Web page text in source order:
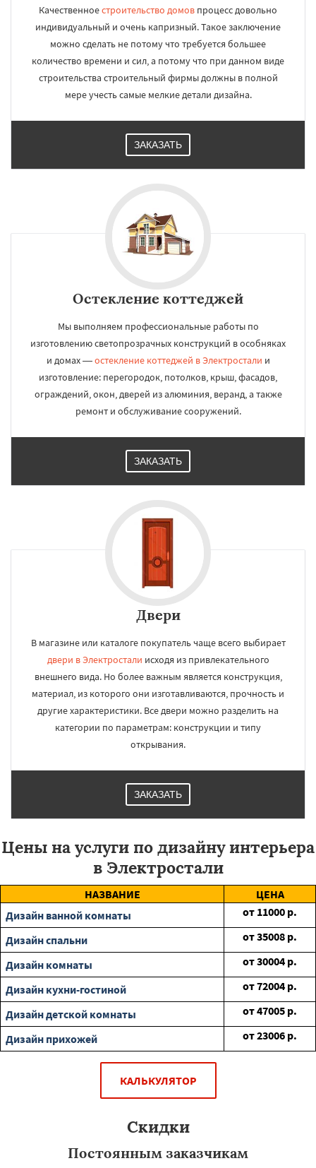
Качественноестроительство домов процесс довольно
индивидуальный и очень капризный. Такое заключение
можно сделать не потому что требуется большее
количество времени и сил, а потому что при данном виде
строительства строительный фирмы должны в полной
мере учесть самые мелкие детали дизайна.
ЗАКАЗАТЬ
Остекление коттеджей
Мы выполняем профессиональные работы по
изготовлению светопрозрачных конструкций в особняках
и домах —остекление коттеджей в Электростали и
изготовление: перегородок, потолков, крыш, фасадов,
ограждений, окон, дверей из алюминия, веранд, а также
ремонт и обслуживание сооружений.
ЗАКАЗАТЬ
Двери
В магазине или каталоге покупатель чаще всего выбирает
двери в Электростали исходя из привлекательного
внешнего вида. Но более важным является конструкция,
материал, из которого они изготавливаются, прочность и
другие характеристики. Все двери можно разделить на
категории по параметрам: конструкции и типу
открывания.
ЗАКАЗАТЬ
Цены на услуги по дизайну интерьера
в Электростали
НАЗВАНИЕ
ЦЕНА
Дизайн ванной комнаты
от 11000 р.
Дизайн спальни
от35008 р.
Дизайн комнаты
от30004 р.
Дизайн кухни-гостиной
от72004 р.
Дизайн детской комнаты
от47005 р.
Дизайн прихожей
от23006 р.
КАЛЬКУЛЯТОР
Скидки
Постоянным заказчикам